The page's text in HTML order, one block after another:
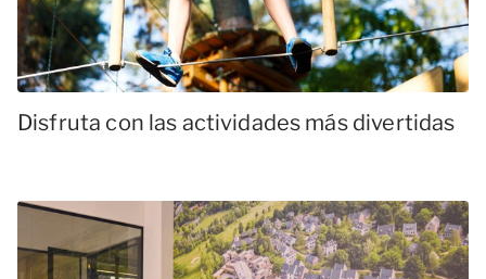
Disfruta con las actividades más divertidas